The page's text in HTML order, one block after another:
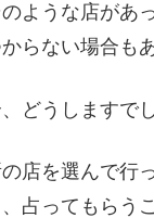
ような店があ
らない場合も
どうしますで
店を選んで行
占ってもらう